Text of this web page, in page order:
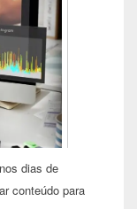
dias de
conteúdo para